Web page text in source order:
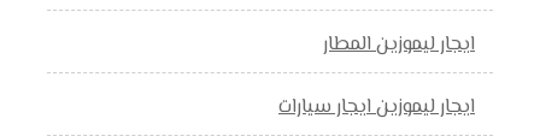
ايجار ليموزين المطار
ايجار ليموزين ايجار سيارات